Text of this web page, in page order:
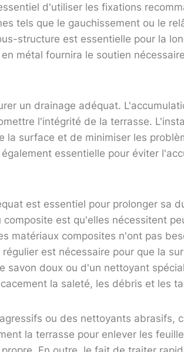
d'utiliser les fixations
tels que le gauchissement ou le
structure est essentielle pour la
métal fournira le soutien
un drainage adéquat.
l'intégrité de la terrasse.
la surface et de minimiser les
essentielle pour éviter
est essentiel pour prolonger sa
est qu'elles nécessitent
matériaux composites n'ont pas
est nécessaire pour que la
savon doux ou d'un nettoyant
la saleté, les débris et les
ou des nettoyants abrasifs,
la terrasse pour enlever les